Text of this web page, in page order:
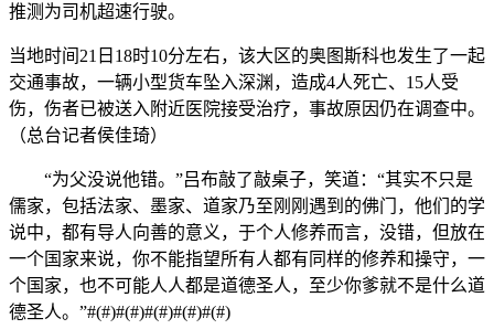
推测为司机超速行驶。
当地时间21日18时10分左右，该大区的奥图斯科也发生了一起
交通事故，一辆小型货车坠入深渊，造成4人死亡、15人受
伤，伤者已被送入附近医院接受治疗，事故原因仍在调查中。
（总台记者侯佳琦）
“为父没说他错。”吕布敲了敲桌子，笑道：“其实不只是
儒家，包括法家、墨家、道家乃至刚刚遇到的佛门，他们的学
说中，都有导人向善的意义，于个人修养而言，没错，但放在
一个国家来说，你不能指望所有人都有同样的修养和操守，一
个国家，也不可能人人都是道德圣人，至少你爹就不是什么道
德圣人。”#(#)#(#)#(#)#(#)#(#)